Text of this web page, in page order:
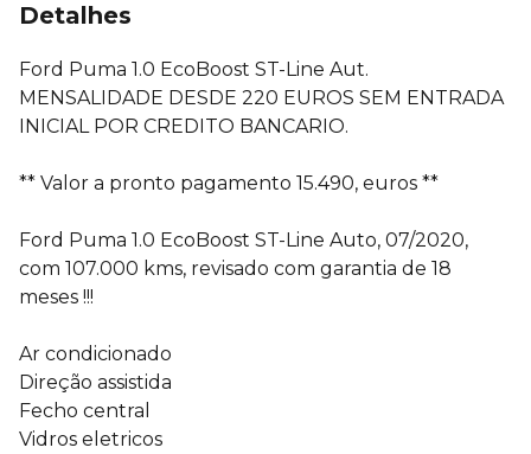
Detalhes
Ford Puma 1.0 EcoBoost ST-Line Aut.
MENSALIDADE DESDE 220 EUROS SEM ENTRADA
INICIAL POR CREDITO BANCARIO.
** Valor a pronto pagamento 15.490, euros **
Ford Puma 1.0 EcoBoost ST-Line Auto, 07/2020,
com 107.000 kms, revisado com garantia de 18
meses !!!
Ar condicionado
Direção assistida
Fecho central
Vidros eletricos